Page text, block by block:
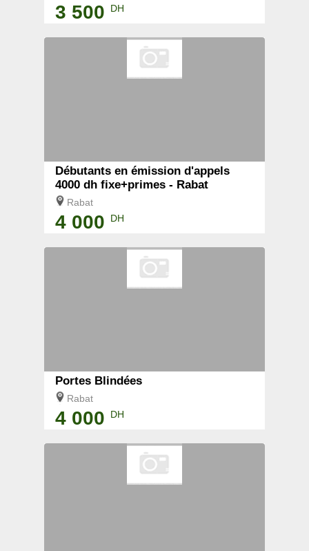
3 500 DH
Débutants en émission d'appels
4000 dh fixe+primes - Rabat
Rabat
4 000 DH
Portes Blindées
Rabat
4 000 DH